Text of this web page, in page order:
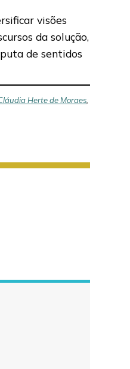
visões
da solução,
de sentidos
Herte de Moraes